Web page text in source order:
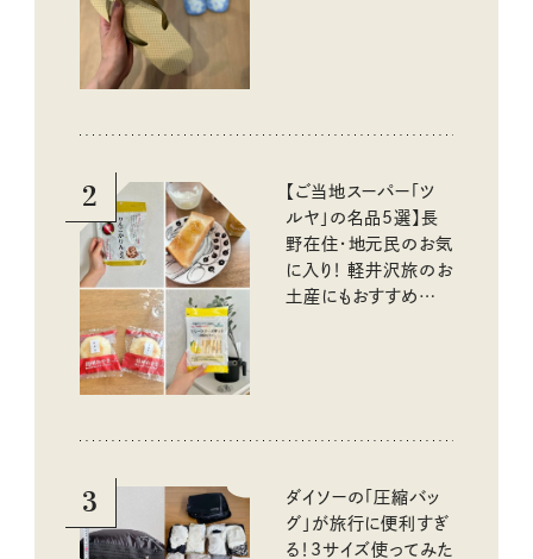
2
【ご当地スーパー「ツ
ルヤ」の名品5選】長
野在住・地元民のお気
に入り！ 軽井沢旅のお
土産にもおすすめのお
3
ダイソーの「圧縮バッ
グ」が旅行に便利すぎ
る！3サイズ使ってみた